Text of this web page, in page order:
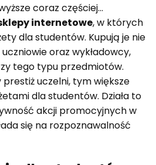
coraz częściej…
internetowe, w których
dla studentów. Kupują je nie
oraz wykładowcy,
tego typu przedmiotów.
prestiż uczelni, tym większe
dla studentów. Działa to
akcji promocyjnych w
się na rozpoznawalność